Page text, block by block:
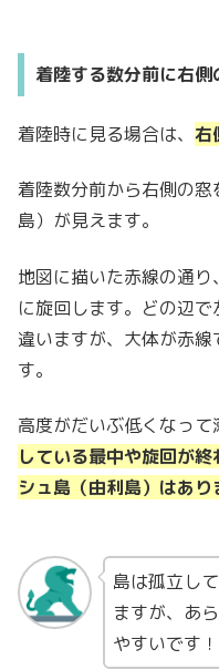
着陸する数分前に右
着陸時に見る場合は、 右
着陸数分前から右側の
島）が見えます。
地図に描いた赤線の通
に旋回します。どの辺
違いますが、大体が赤
す。
高度がだいぶ低くなって
している最中や旋回が
シュ島（由利島）はあり
島は孤立し
ますが、あ
やすいです！